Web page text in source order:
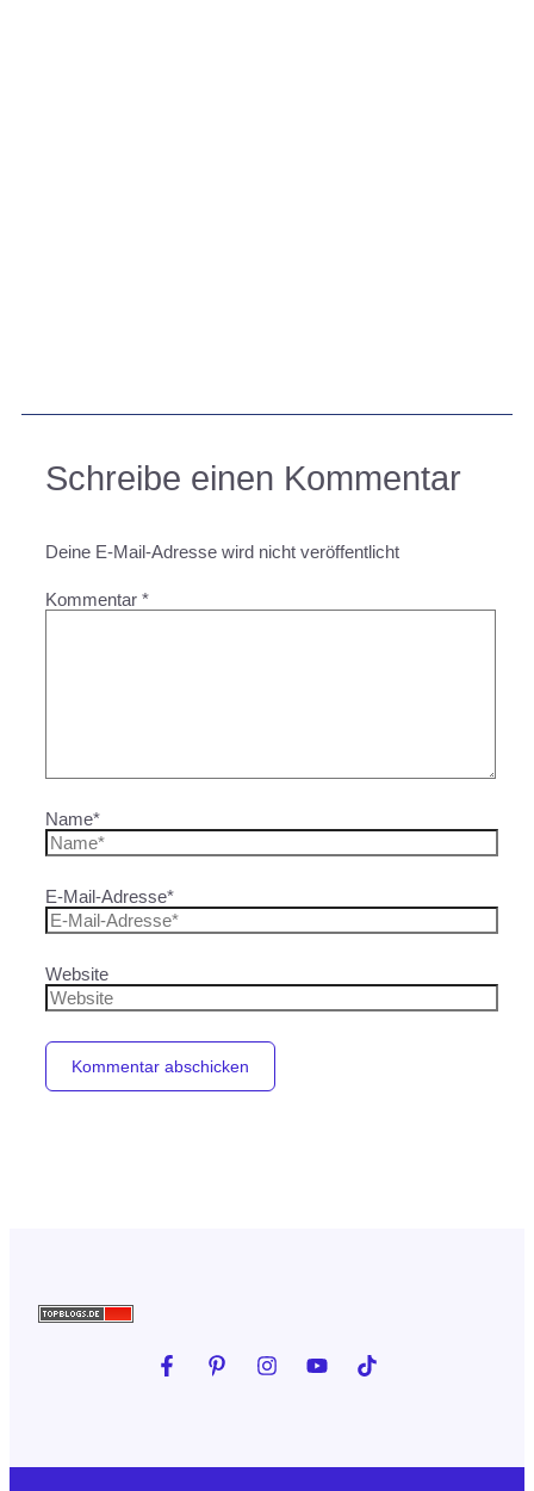
Schreibe einen Kommentar
Deine E-Mail-Adresse wird nicht veröffentlicht
Kommentar *
Name*
E-Mail-Adresse*
Website